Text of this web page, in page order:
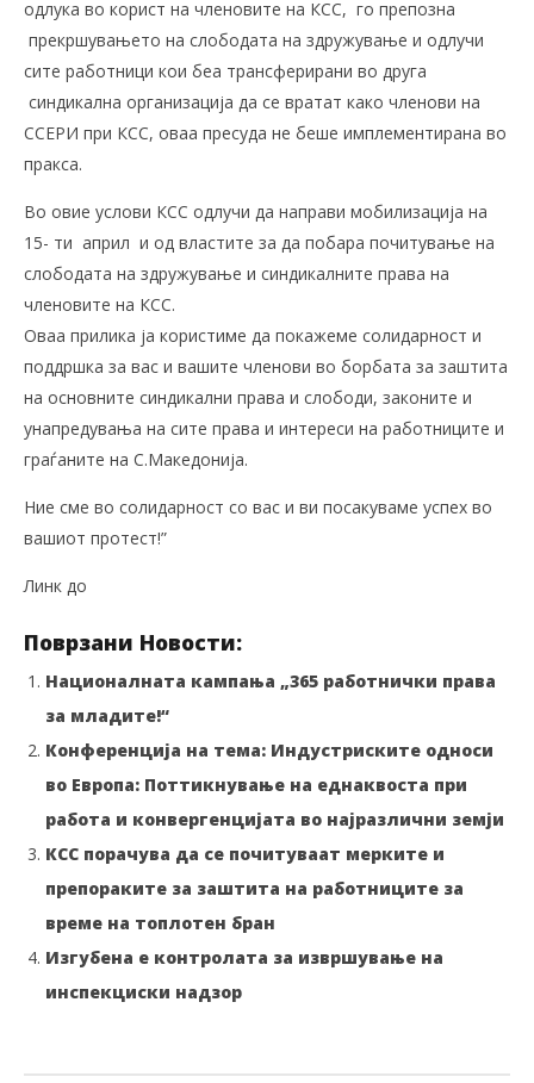
одлука во корист на членовите на КСС, го препозна
прекршувањето на слободата на здружување и одлучи
сите работници кои беа трансферирани во друга
синдикална организација да се вратат како членови на
ССЕРИ при КСС, оваа пресуда не беше имплементирана во
пракса.
Во овие услови КСС одлучи да направи мобилизација на
15- ти април и од властите за да побара почитување на
слободата на здружување и синдикалните права на
членовите на КСС.
Оваа прилика ја користиме да покажеме солидарност и
поддршка за вас и вашите членови во борбата за заштита
на основните синдикални права и слободи, законите и
унапредувања на сите права и интереси на работниците и
граѓаните на С.Македонија.
Ние сме во солидарност со вас и ви посакуваме успех во
вашиот протест!”
Линк до
Поврзани Новости:
Националната кампања „365 работнички права
за младите!“
Конференција на тема: Индустриските односи
во Европа: Поттикнување на еднаквоста при
работа и конвергенцијата во најразлични земји
КСС порачува да се почитуваат мерките и
препораките за заштита на работниците за
време на топлотен бран
Изгубена е контролата за извршување на
инспекциски надзор